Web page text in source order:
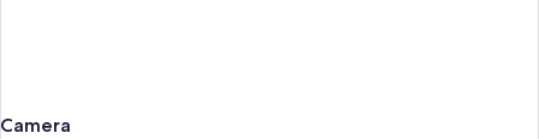
Camera